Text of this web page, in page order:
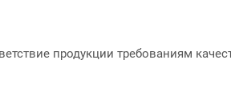
продукции требованиям